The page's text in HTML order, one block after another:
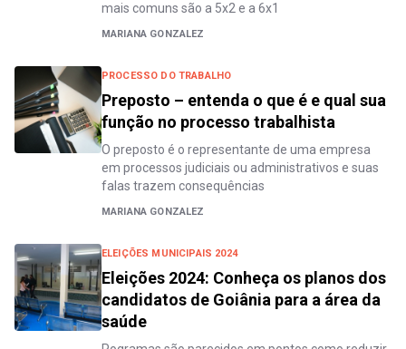
mais comuns são a 5x2 e a 6x1
MARIANA GONZALEZ
PROCESSO DO TRABALHO
Preposto – entenda o que é e qual sua
função no processo trabalhista
O preposto é o representante de uma empresa
em processos judiciais ou administrativos e suas
falas trazem consequências
MARIANA GONZALEZ
ELEIÇÕES MUNICIPAIS 2024
Eleições 2024: Conheça os planos dos
candidatos de Goiânia para a área da
saúde